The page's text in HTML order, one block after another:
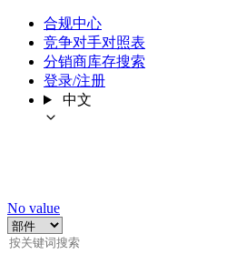
合规中心
竞争对手对照表
分销商库存搜索
登录/注册
中文
No value